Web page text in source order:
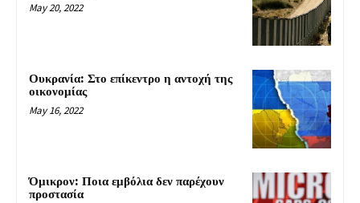
May 20, 2022
Ουκρανία: Στο επίκεντρο η αντοχή της
οικονομίας
May 16, 2022
Όμικρον: Ποια εμβόλια δεν παρέχουν
προστασία